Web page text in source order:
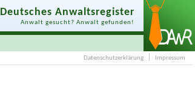
Deutsches Anwaltsregister
Anwalt gesucht? Anwalt gefunden!
Datenschutzerklärung Impressum